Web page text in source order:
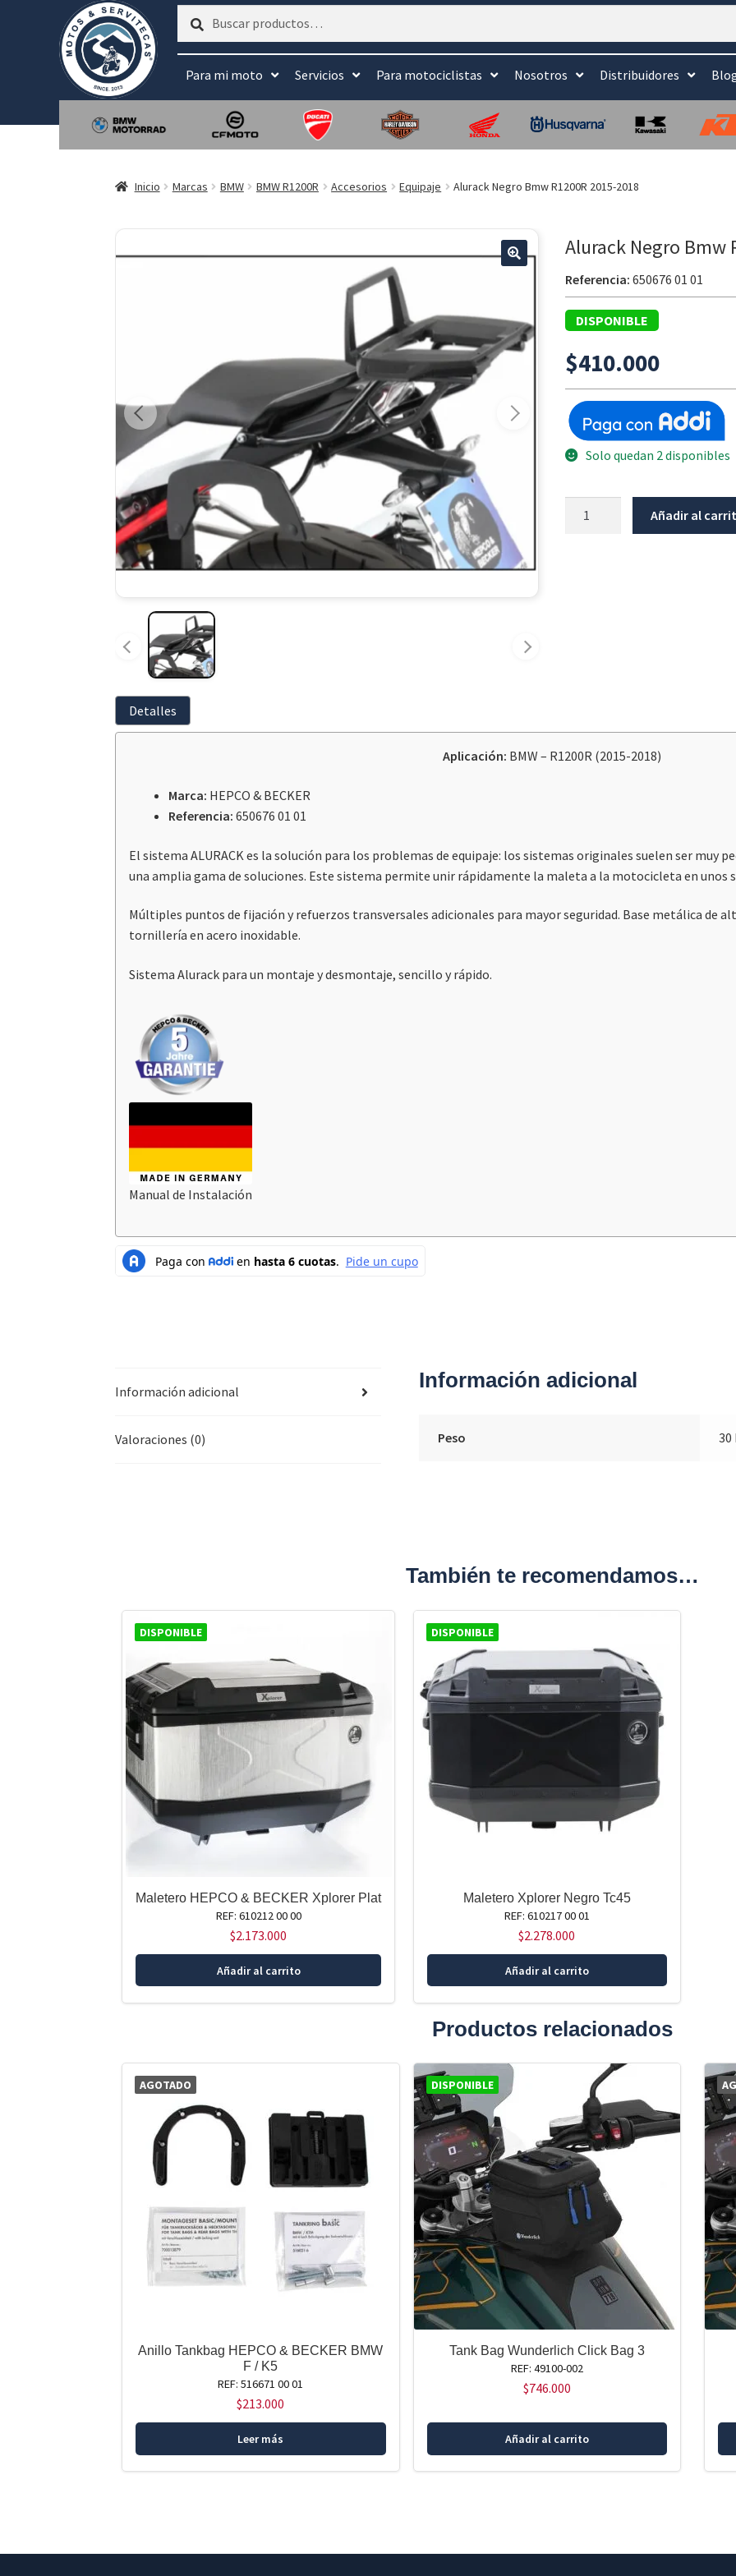
Buscar
Buscar
Para mi moto Servicios Para motociclistas Nosotros Distribuidores
Inicio Marcas BMW BMW R1200R Accesorios Equipaje Alurack Negro Bmw R1200R 2015-2018
Alurack Negro Bmw
Referencia: 650676 01 01
DISPONIBLE
$410.000
Solo quedan 2 disponibles
Añadir al
Detalles
Aplicación: BMW – R1200R (2015-2018)
Marca: HEPCO & BECKER
Referencia:650676 01 01
El sistema ALURACK es la solución para los problemas de equipaje: los sistemas originales suelen ser muy
una amplia gama de soluciones. Este sistema permite unir rápidamente la maleta a la motocicleta en unos
Múltiples puntos de fijación y refuerzos transversales adicionales para mayor seguridad. Base metálica de
tornillería en acero inoxidable.
Sistema Alurack para un montaje y desmontaje, sencillo y rápido.
Manual de Instalación
Información adicional
Valoraciones (0)
Información adicional
Peso 30
También te recomendamos…
DISPONIBLE
Maletero HEPCO & BECKER Xplorer Plat
REF: 610212 00 00
$2.173.000
Añadir al carrito
DISPONIBLE
Maletero Xplorer Negro Tc45
REF: 610217 00 01
$2.278.000
Añadir al carrito
Productos relacionados
AGOTADO
Anillo Tankbag HEPCO & BECKER BMW
F / K5
REF: 516671 00 01
$213.000
Leer más
DISPONIBLE
Tank Bag Wunderlich Click Bag 3
REF: 49100-002
$746.000
Añadir al carrito